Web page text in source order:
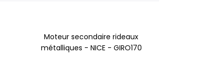
Moteur secondaire rideaux
métalliques - NICE - GIRO170